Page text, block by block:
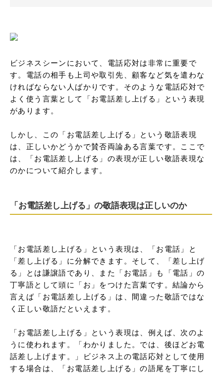
ビジネスシーンにおいて、電話応対は非常に重要で
す。電話の相手も上司や取引先、顧客など気を遣わな
ければならない人ばかりです。そのような電話応対で
よく使う言葉として「お電話差し上げる」という表現
があります。
しかし、この「お電話差し上げる」という敬語表現
は、正しいかどうかで賛否両論ある言葉です。ここで
は、「お電話差し上げる」の表現が正しい敬語表現な
のかについて紹介します。
「お電話差し上げる」の敬語表現は正しいのか
「お電話差し上げる」という表現は、「お電話」と
「差し上げる」に分解できます。そして、「差し上げ
る」とは謙譲語であり、また「お電話」も「電話」の
丁寧語として頭に「お」をつけた言葉です。結論から
言えば「お電話差し上げる」は、間違った敬語ではな
く正しい敬語だといえます。
「お電話差し上げる」という表現は、例えば、次のよ
うに使われます。「わかりました。では、後ほどお電
話差し上げます。」ビジネス上の電話応対として使用
する場合は、「お電話差し上げる」の語尾を丁寧にし